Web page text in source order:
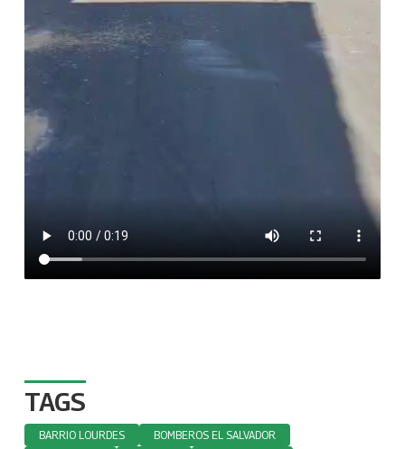
TAGS
BARRIO LOURDES
BOMBEROS EL SALVADOR